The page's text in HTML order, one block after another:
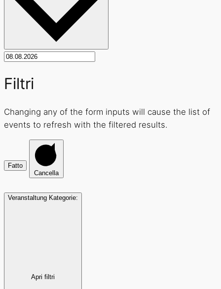
Filtri
Changing any of the form inputs will cause the list of
events to refresh with the filtered results.
Fatto
Cancella
Veranstaltung Kategorie:
Apri filtri